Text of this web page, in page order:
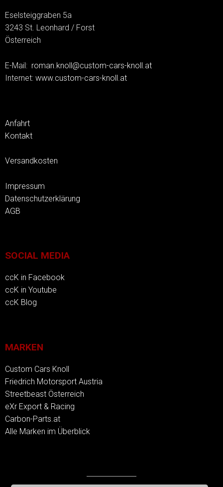
Eselsteiggraben 5a
3243 St. Leonhard / Forst
Österreich
E-Mail: roman.knoll@custom-cars-knoll.at
Internet: www.custom-cars-knoll.at
Anfahrt
Kontakt
Versandkosten
Impressum
Datenschutzerklärung
AGB
SOCIAL MEDIA
ccK in Facebook
ccK in Youtube
ccK Blog
MARKEN
Custom Cars Knoll
Friedrich Motorsport Austria
Streetbeast Österreich
eXr Export & Racing
Carbon-Parts.at
Alle Marken im Überblick